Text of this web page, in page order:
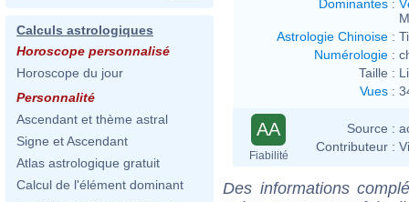
Calculs astrologiques
Horoscope personnalisé
Horoscope du jour
Personnalité
Ascendant et thème astral
Signe et Ascendant
Atlas astrologique gratuit
Calcul de l'élément dominant
Dominantes :
Astrologie Chinoise :
Numérologie :
Taille :
Vues :
AA
Fiabilité
Source :
Contributeur :
Des informations